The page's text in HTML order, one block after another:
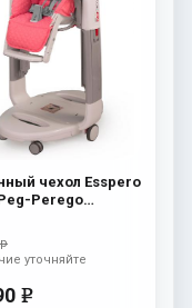
чехол Esspero
Perego
e
уточняйте